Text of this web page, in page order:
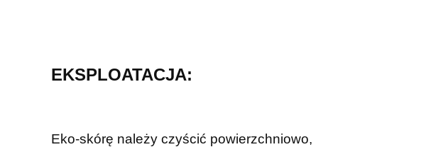
EKSPLOATACJA:
Eko-skórę należy czyścić powierzchniowo,